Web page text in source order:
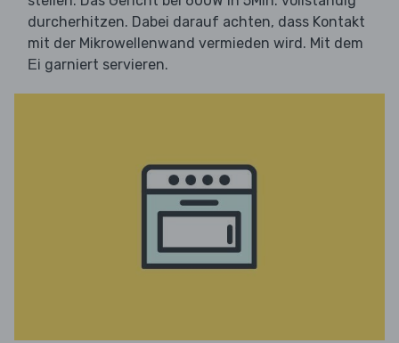
durcherhitzen. Dabei darauf achten, dass Kontakt
mit der Mikrowellenwand vermieden wird. Mit dem
Ei garniert servieren.